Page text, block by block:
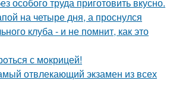
на четыре дня, а проснулся
клуба - и не помнит, как это
с мoкрицей!
отвлекающий экзамен из всех